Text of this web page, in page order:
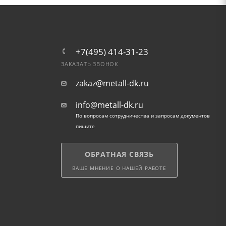
+7(495) 414-31-23
ЗАКАЗАТЬ ЗВОНОК
zakaz@metall-dk.ru
info@metall-dk.ru
По вопросам сотрудничества и запросам документов
пишите
ОБРАТНАЯ СВЯЗЬ
ВАШЕ МНЕНИЕ О НАШЕЙ РАБОТЕ